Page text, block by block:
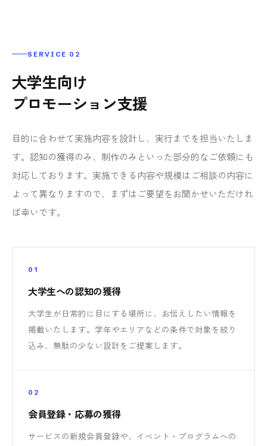
SERVICE 02
大学生向け
プロモーション支援
目的に合わせて実施内容を設計し、実行までを担当いたしま
す。認知の獲得のみ、制作のみといった部分的なご依頼にも
対応しております。実施できる内容や規模はご相談の内容に
よって異なりますので、まずはご要望をお聞かせいただけれ
ば幸いです。
01
大学生への認知の獲得
大学生が日常的に目にする場所に、お伝えしたい情報を
掲載いたします。学年やエリアなどの条件で対象を絞り
込み、無駄の少ない設計をご提案します。
02
会員登録・応募の獲得
サービスの新規会員登録や、イベント・プログラムへの